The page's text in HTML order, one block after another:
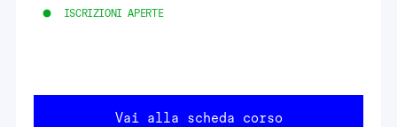
ISCRIZIONI APERTE
Vai alla scheda corso